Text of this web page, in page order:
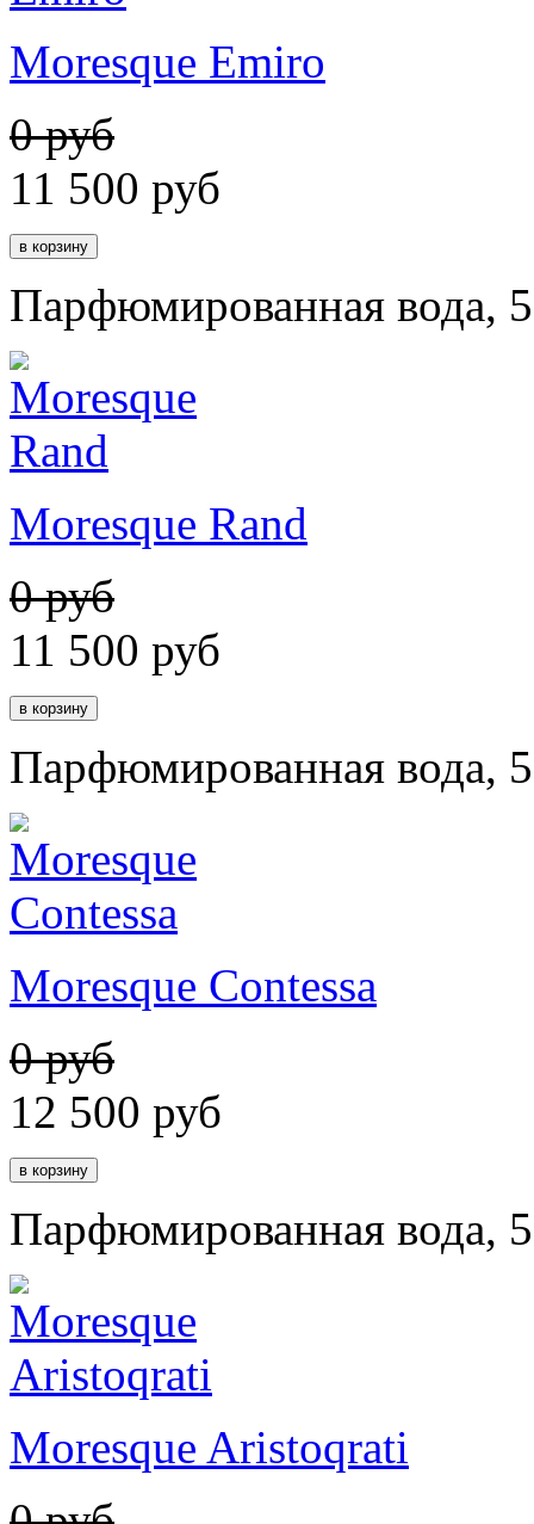
Moresque Emiro
0 руб
11 500 руб
Парфюмированная вода,
Moresque Rand
0 руб
11 500 руб
Парфюмированная вода,
Moresque Contessa
0 руб
12 500 руб
Парфюмированная вода,
Moresque Aristoqrati